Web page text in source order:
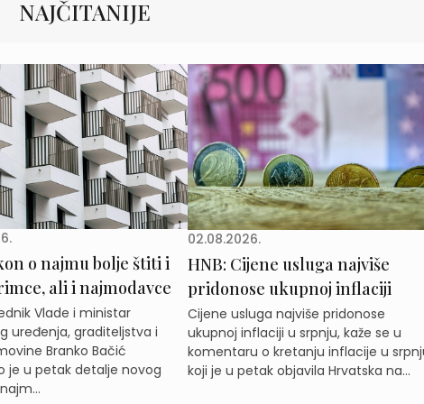
NAJČITANIJE
o najmu bolje štiti i
ali i najmodavce
Vlade i ministar
uređenja, graditeljstva i
Branko Bačić
je u petak detalje novog
02.08.2026.
HNB: Cijene usluga najviše
pridonose ukupnoj inflaciji
Cijene usluga najviše pridonose
ukupnoj inflaciji u srpnju, kaže se u
komentaru o kretanju inflacije u
koji je u petak objavila Hrvatska na...